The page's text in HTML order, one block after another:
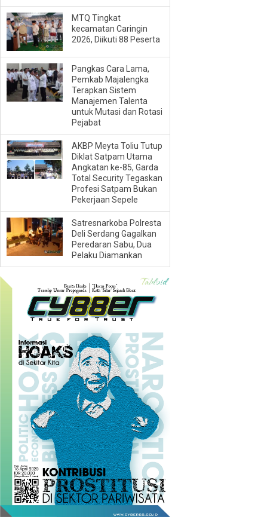
MTQ Tingkat
kecamatan Caringin
2026, Diikuti 88 Peserta
Pangkas Cara Lama,
Pemkab Majalengka
Terapkan Sistem
Manajemen Talenta
untuk Mutasi dan Rotasi
Pejabat
AKBP Meyta Toliu Tutup
Diklat Satpam Utama
Angkatan ke-85, Garda
Total Security Tegaskan
Profesi Satpam Bukan
Pekerjaan Sepele
Satresnarkoba Polresta
Deli Serdang Gagalkan
Peredaran Sabu, Dua
Pelaku Diamankan